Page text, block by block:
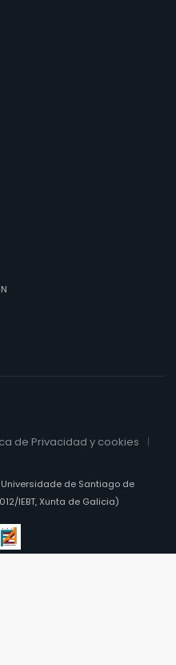
de Privacidad y cookies
de Santiago de
IEBT, Xunta de Galicia)